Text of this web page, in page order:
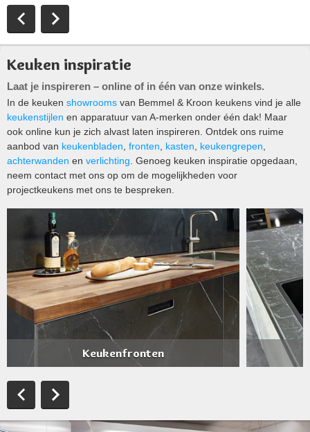
Keuken inspiratie
Laat je inspireren – online of in één van onze winkels.
In de keuken showrooms van Bemmel & Kroon keukens vind je alle
keukenstijlen en apparatuur van A-merken onder één dak! Maar
ook online kun je zich alvast laten inspireren. Ontdek ons ruime
aanbod van keukenbladen, fronten, kasten, keukengrepen,
achterwanden en verlichting. Genoeg keuken inspiratie opgedaan,
neem contact met ons op om de mogelijkheden voor
projectkeukens met ons te bespreken.
Keukenfronten